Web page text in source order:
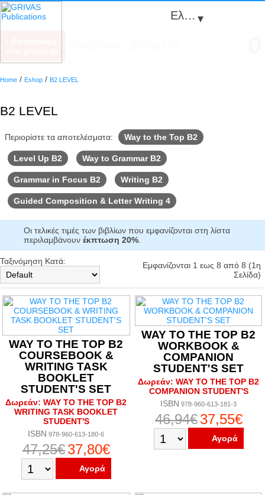
Ελληνικά ▾
Home / Eshop / B2 LEVEL
B2 LEVEL
Περιορίστε τα αποτελέσματα: Way to the Top B2
Level Up B2 Way to Grammar B2
Grammar in Focus B2 Writing B2
Guided Composition & Letter Writing 4
Οι τελικές τιμές των βιβλίων που εμφανίζονται στη λίστα
περιλαμβάνουν έκπτωση 20%
Ταξινόμηση Κατά:
Εμφανίζονται 1 εως 8 από 8 (1η
Σελίδα)
WAY TO THE TOP B2
COURSEBOOK &
WRITING TASK
BOOKLET
STUDENT'S SET
Δωρεάν: WAY TO THE TOP B2
WRITING TASK BOOKLET
STUDENT'S
ISBN 978-960-613-180-6
47,25€37,80€
Αγορά
WAY TO THE TOP B2
WORKBOOK &
COMPANION
STUDENT'S SET
Δωρεάν: WAY TO THE TOP B2
COMPANION STUDENT'S
ISBN 978-960-613-181-3
46,94€37,55€
Αγορά